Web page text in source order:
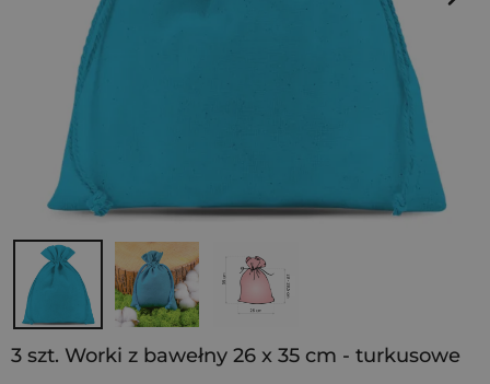
3 szt. Worki z bawełny 26 x 35 cm - turkusowe